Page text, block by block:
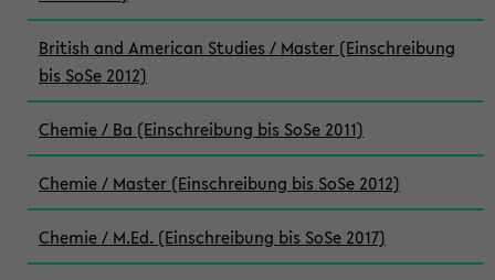
British and American Studies / Master (Einschreibung
bis SoSe 2012)
Chemie / Ba (Einschreibung bis SoSe 2011)
Chemie / Master (Einschreibung bis SoSe 2012)
Chemie / M.Ed. (Einschreibung bis SoSe 2017)